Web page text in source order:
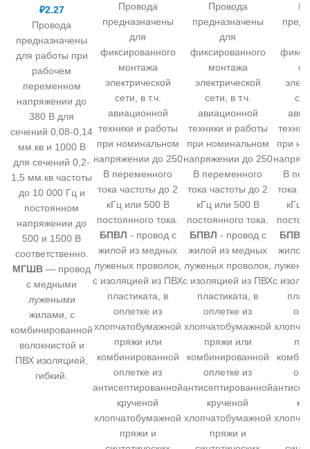
₽2.27
Провода
предназначены
для работы при
рабочем
переменном
напряжении до
380 В для
сечений 0,08-0,14
мм.кв и 1000 В
для сечений 0,2-
1,5 мм.кв частоты
до 10 000 Гц и
постоянном
напряжении до
500 и 1500 В
соответственно.
МГШВ — провод
с медными
лужеными
жилами, с
комбинированной
волокнистой и
ПВХ изоляцией,
гибкий.
Провода
предназначены
для
фиксированного
монтажа
электрической
сети, в т.ч.
авиационной
техники и работы
при номинальном
напряжении до 250
В переменного
тока частоты до 2
кГц или 500 В
постоянного тока.
БПВЛ - провод с
жилой из медных
луженых проволок,
с изоляцией из ПВХ
пластиката, в
оплетке из
хлопчатобумажной
пряжи или
комбинированной
оплетке из
антисептированной
крученой
хлопчатобумажной
пряжи и
Провода
предназначены
для
фиксированного
монтажа
электрической
сети, в т.ч.
авиационной
техники и работы
при номинальном
напряжении до 250
В переменного
тока частоты до 2
кГц или 500 В
постоянного тока.
БПВЛ - провод с
жилой из медных
луженых проволок,
с изоляцией из ПВХ
пластиката, в
оплетке из
хлопчатобумажной
пряжи или
комбинированной
оплетке из
антисептированной
крученой
хлопчатобумажной
пряжи и
при
В
тока
кГц
БПВЛ
жилой
с